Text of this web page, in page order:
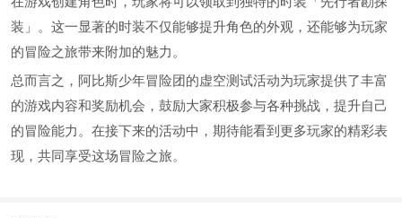
装」。这一显著的时装不仅能够提升角色的外观，还能够为玩家
的冒险之旅带来附加的魅力。
总而言之，阿比斯少年冒险团的虚空测试活动为玩家提供了丰富
的游戏内容和奖励机会，鼓励大家积极参与各种挑战，提升自己
的冒险能力。在接下来的活动中，期待能看到更多玩家的精彩表
现，共同享受这场冒险之旅。